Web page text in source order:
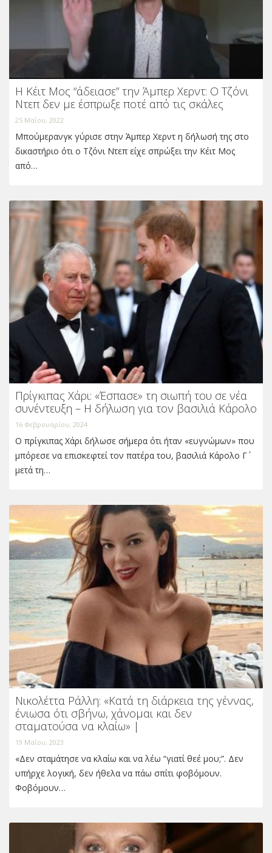
Η Κέιτ Μος “άδειασε” την Άμπερ Χερντ: Ο Τζόνι
Ντεπ δεν με έσπρωξε ποτέ από τις σκάλες
25 Μαΐου, 2022
Μπούμερανγκ γύρισε στην Άμπερ Χερντ η δήλωσή της στο
δικαστήριο ότι ο Τζόνι Ντεπ είχε σπρώξει την Κέιτ Μος
από…
Πρίγκιπας Χάρι: «Έσπασε» τη σιωπή του σε νέα
συνέντευξη – Η δήλωση για τον βασιλιά Κάρολο
16 Φεβρουαρίου, 2024
Ο πρίγκιπας Χάρι δήλωσε σήμερα ότι ήταν «ευγνώμων» που
μπόρεσε να επισκεφτεί τον πατέρα του, βασιλιά Κάρολο Γ΄
μετά τη…
Νικολέττα Ράλλη: «Κατά τη διάρκεια της γέννας,
ένιωσα ότι σβήνω, χάνομαι και δεν
σταματούσα να κλαίω» |
19 Μαΐου, 2023
«Δεν σταμάτησε να κλαίω και να λέω “γιατί θεέ μου;”. Δεν
υπήρχε λογική, δεν ήθελα να πάω σπίτι φοβόμουν.
Φοβόμουν…